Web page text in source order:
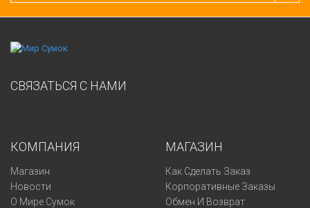
СВЯЗАТЬСЯ С НАМИ
КОМПАНИЯ
Магазин
Новости
О Мире Сумок
МАГАЗИН
Как Сделать Заказ
Корпоративные Заказы
Обмен И Возврат